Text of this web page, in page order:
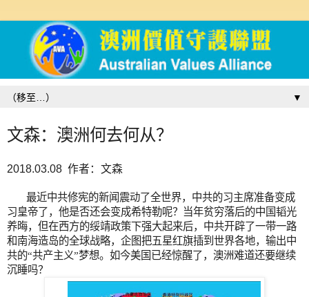
▼
文森：澳洲何去何从？
2018.03.08 作者：文森
最近中共修宪的新闻震动了全世界，中共的习主席准备变成
习皇帝了，他是否还会变成希特勒呢？当年贫穷落后的中国韬光
养晦，但在西方的绥靖政策下强大起来后，中共开辟了一带一路
和南海造岛的全球战略，企图把五星红旗插到世界各地，输出中
共的“共产主义”梦想。如今美国已经惊醒了，澳洲难道还要继续
沉睡吗？